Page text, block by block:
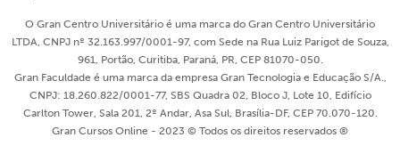
O Gran Centro Universitário é uma marca do Gran Centro Universitário
LTDA, CNPJ nº 32.163.997/0001-97, com Sede na Rua Luiz Parigot de Souza,
961, Portão, Curitiba, Paraná, PR, CEP 81070-050.
Gran Faculdade é uma marca da empresa Gran Tecnologia e Educação S/A.,
CNPJ: 18.260.822/0001-77, SBS Quadra 02, Bloco J, Lote 10, Edifício
Carlton Tower, Sala 201, 2º Andar, Asa Sul, Brasília-DF, CEP 70.070-120.
Gran Cursos Online - 2023 © Todos os direitos reservados ®